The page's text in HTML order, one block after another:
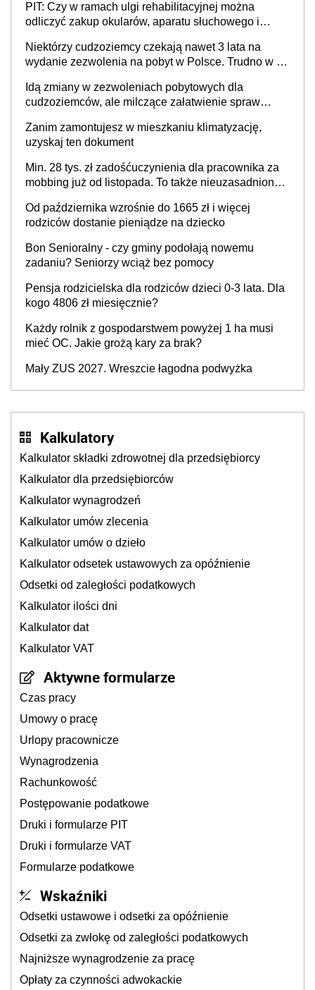
stosunku pracy
PIT: Czy w ramach ulgi rehabilitacyjnej można
odliczyć zakup okularów, aparatu słuchowego i
Niektórzy cudzoziemcy czekają nawet 3 lata na
wydanie zezwolenia na pobyt w Polsce. Trudno w to
to realny problem
Idą zmiany w zezwoleniach pobytowych dla
cudzoziemców, ale milczące załatwienie spraw
Zanim zamontujesz w mieszkaniu klimatyzację,
uzyskaj ten dokument
Min. 28 tys. zł zadośćuczynienia dla pracownika za
mobbing już od listopada. To także nieuzasadniona
Od października wzrośnie do 1665 zł i więcej
rodziców dostanie pieniądze na dziecko
Bon Senioralny - czy gminy podołają nowemu
zadaniu? Seniorzy wciąż bez pomocy
Pensja rodzicielska dla rodziców dzieci 0-3 lata. Dla
kogo 4806 zł miesięcznie?
Każdy rolnik z gospodarstwem powyżej 1 ha musi
mieć OC. Jakie grożą kary za brak?
Mały ZUS 2027. Wreszcie łagodna podwyżka
Kalkulatory
Kalkulator składki zdrowotnej dla przedsiębiorcy
Kalkulator dla przedsiębiorców
Kalkulator wynagrodzeń
Kalkulator umów zlecenia
Kalkulator umów o dzieło
Kalkulator odsetek ustawowych za opóźnienie
Odsetki od zaległości podatkowych
Kalkulator ilości dni
Kalkulator dat
Kalkulator VAT
Aktywne formularze
Czas pracy
Umowy o pracę
Urlopy pracownicze
Wynagrodzenia
Rachunkowość
Postępowanie podatkowe
Druki i formularze PIT
Druki i formularze VAT
Formularze podatkowe
Wskaźniki
Odsetki ustawowe i odsetki za opóźnienie
Odsetki za zwłokę od zaległości podatkowych
Najniższe wynagrodzenie za pracę
Opłaty za czynności adwokackie